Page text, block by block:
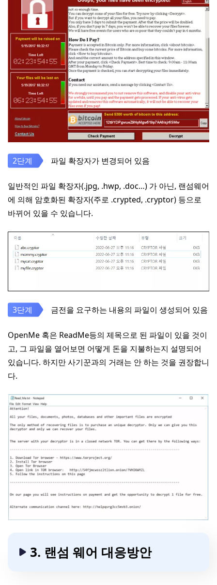
파일 확장자가 변경되어 있음
일반적인 파일 확장자(.jpg, .hwp, .doc…) 가 아닌, 랜섬웨어
에 의해 암호화된 확장자(주로 .crypted, .cryptor) 등으로
바뀌어 있을 수 있습니다.
금전을 요구하는 내용의 파일이 생성되어 있음
OpenMe 혹은 ReadMe등의 제목으로 된 파일이 있을 것이
고, 그 파일을 열어보면 어떻게 돈을 지불하는지 설명되어
있습니다. 하지만 사기꾼과의 거래는 안 하는 것을 권장합니
다.
3. 랜섬 웨어 대응방안